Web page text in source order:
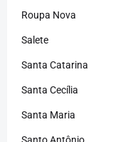
Roupa Nova
Salete
Santa Catarina
Santa Cecília
Santa Maria